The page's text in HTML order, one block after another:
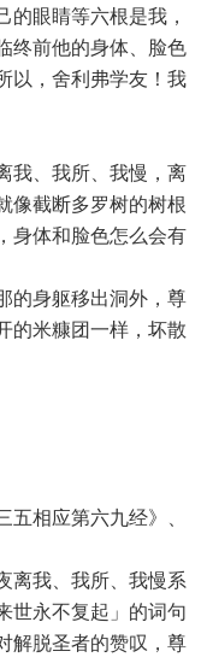
眼睛等六根是我，
终前他的身体、脸色
以，舍利弗学友！我
、我所、我慢，离
像截断多罗树的树根
身体和脸色怎么会有
身躯移出洞外，尊
的米糠团一样，坏散
相应第六九经》、
我、我所、我慢系
世永不复起」的词句
解脱圣者的赞叹，尊